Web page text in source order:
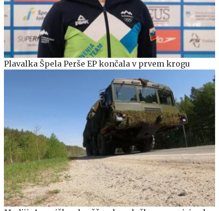
Plavalka Špela Perše EP končala v prvem krogu